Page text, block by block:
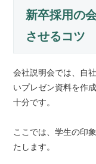
新卒採用の
させるコツ
会社説明会では、自
いプレゼン資料を作
十分です。
ここでは、学生の印
たします。